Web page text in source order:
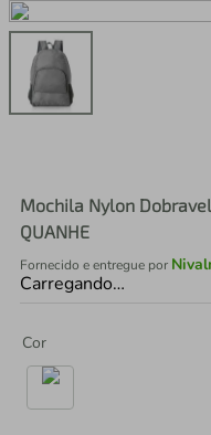
Mochila Nylon
QUANHE
Fornecido e entregue por
Carregando…
Cor
3
4º